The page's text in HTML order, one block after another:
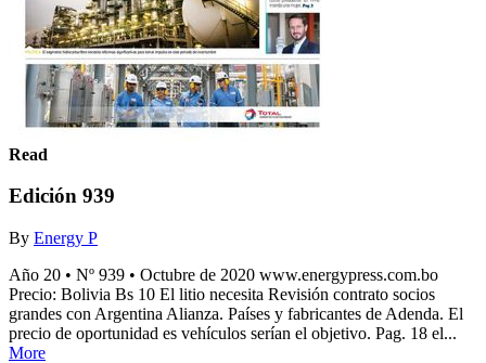
Read
Edición 939
By Energy P
Año 20 • Nº 939 • Octubre de 2020 www.energypress.com.bo
Precio: Bolivia Bs 10 El litio necesita Revisión contrato socios
grandes con Argentina Alianza. Países y fabricantes de Adenda. El
precio de oportunidad es vehículos serían el objetivo. Pag. 18 el...
More